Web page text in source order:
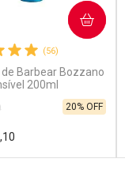
(56)
de Barbear Bozzano
200ml
,10
20% OFF
COMPRAR